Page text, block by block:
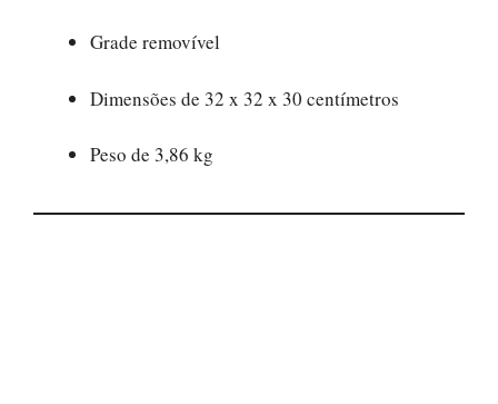
Grade removível
Dimensões de 32 x 32 x 30 centímetros
Peso de 3,86 kg